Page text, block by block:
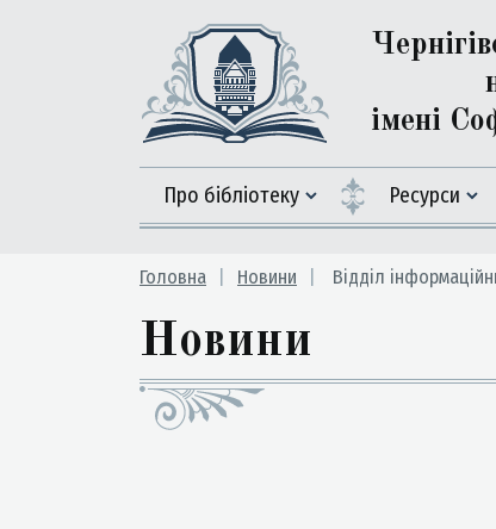
імені
Про бібліотеку Ресурси
Головна Новини Відділ
Новини